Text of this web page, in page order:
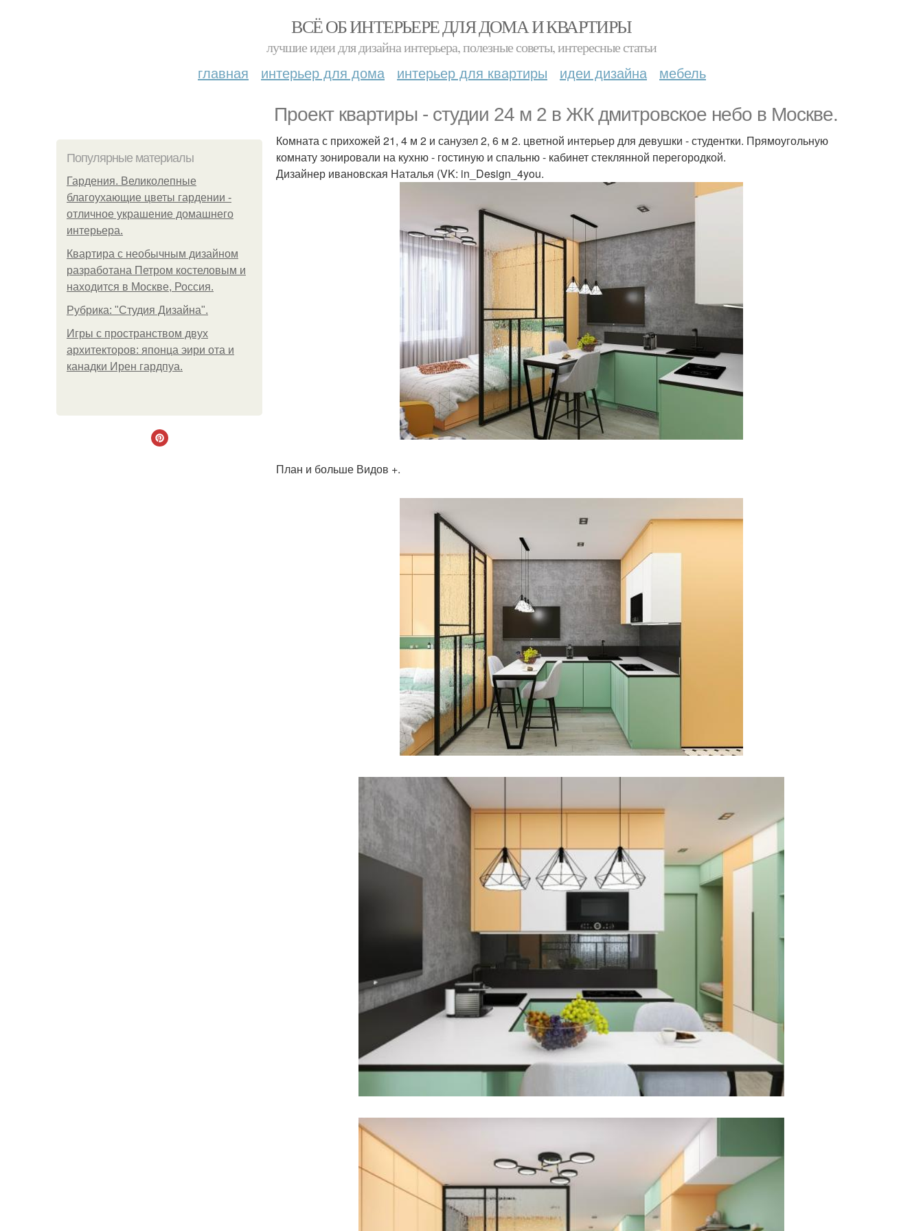
ВСЁ ОБ ИНТЕРЬЕРЕ ДЛЯ ДОМА И КВАРТИРЫ
лучшие идеи для дизайна интерьера, полезные советы, интересные статьи
главная интерьер для дома интерьер для квартиры идеи дизайна мебель
Проект квартиры - студии 24 м 2 в ЖК дмитровское небо в Москве.
Популярные материалы
Гардения. Великолепные
благоухающие цветы гардении -
отличное украшение домашнего
интерьера.
Квартира с необычным дизайном
разработана Петром костеловым и
находится в Москве, Россия.
Рубрика: "Студия Дизайна".
Игры с пространством двух
архитекторов: японца эири ота и
канадки Ирен гардпуа.
Комната с прихожей 21, 4 м 2 и санузел 2, 6 м 2. цветной интерьер для девушки - студентки. Прямоугольную
комнату зонировали на кухню - гостиную и спальню - кабинет стеклянной перегородкой.
Дизайнер ивановская Наталья (VK: in_Design_4you.
План и больше Видов +.